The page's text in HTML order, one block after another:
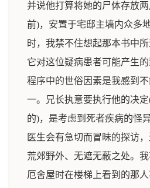
并说他打算将她的尸体存放
前)，安置于宅邸主墙内众多
时，我禁不住想起那本书中
它对这位疑病患者可能产生
程序中的世俗因素是我感到
一。兄长执意要执行他的决
的)，是考虑到死者疾病的怪
医生会有急切而冒昧的探访
荒郊野外、无遮无蔽之处。
厄舍屋时在楼梯上看到的那